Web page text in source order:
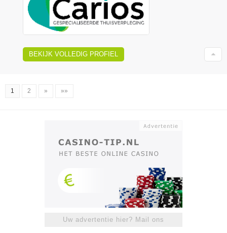
BEKIJK VOLLEDIG PROFIEL
1 2 » »»
Uw advertentie hier? Mail ons